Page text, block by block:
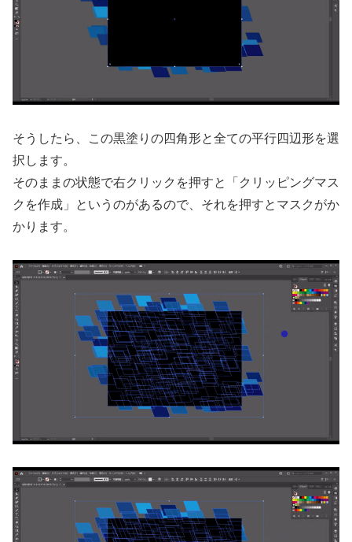
そうしたら、この黒塗りの四角形と全ての平行四辺形を選
択します。
そのままの状態で右クリックを押すと「クリッピングマス
クを作成」というのがあるので、それを押すとマスクがか
かります。